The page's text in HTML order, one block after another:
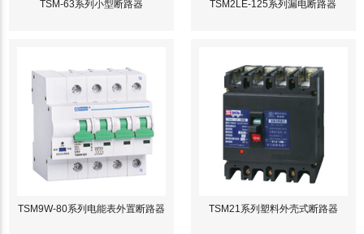
TSM-63系列小型断路器 TSM2LE-125系列漏电断路器
TSM9W-80系列电能表外置断路器 TSM21系列塑料外壳式断路器